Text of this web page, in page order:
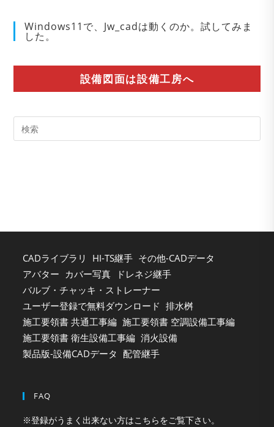
Windows11で、Jw_cadは動くのか。試してみま
した。
設備図面は設備工房へ
CADライブラリ HI-TS継手 その他-CADデータ
アバター カバー写真
ドレネジ継手
バルブ・チャッキ・ストレーナー
ユーザー登録で無料ダウンロード 排水桝
施工要領書 共通工事編 施工要領書 空調設備工事編
施工要領書 衛生設備工事編 消火設備
製品版-設備CADデータ 配管継手
FAQ
※登録がうまく出来ない方はこちらをご覧下さい。